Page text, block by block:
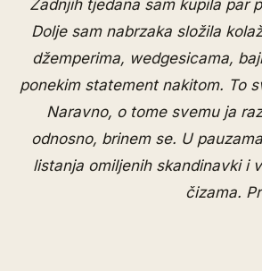
Zadnjih tjedana sam kupila par
Dolje sam nabrzaka složila
džemperima, wedgesicama,
ponekim statement nakitom. To
Naravno, o tome svemu ja
odnosno, brinem se. U
listanja omiljenih skandinavki i
čizama.